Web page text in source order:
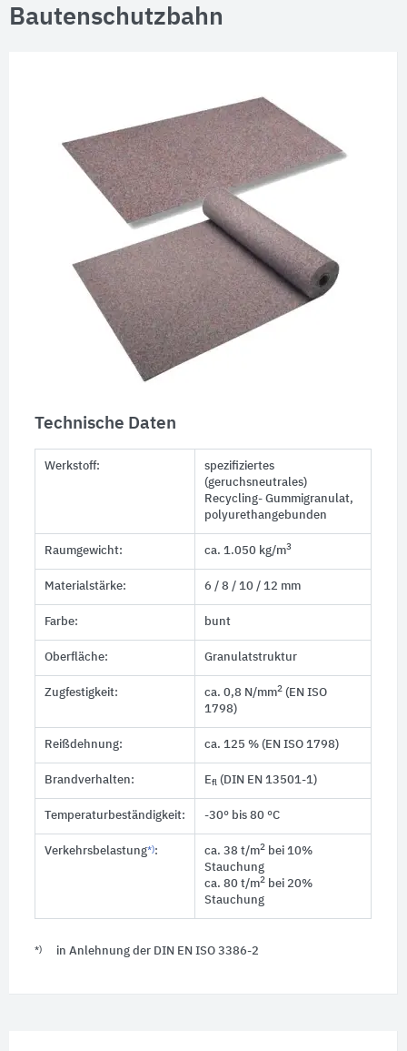
Bautenschutzbahn
Technische Daten
Werkstoff:
spezifiziertes
(geruchsneutrales)
Recycling- Gummigranulat,
polyurethangebunden
Raumgewicht: ca. 1.050 kg/m3
Materialstärke: 6 / 8 / 10 / 12 mm
Farbe: bunt
Oberfläche: Granulatstruktur
Zugfestigkeit: ca. 0,8 N/mm2(EN ISO
1798)
Reißdehnung: ca. 125 % (EN ISO 1798)
Brandverhalten: Efl (DIN EN 13501-1)
Temperaturbeständigkeit: -30° bis 80 °C
Verkehrsbelastung*): ca. 38 t/m2bei 10%
Stauchung
ca. 80 t/m2bei 20%
Stauchung
*) in Anlehnung der DIN EN ISO 3386-2